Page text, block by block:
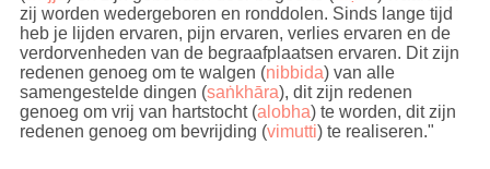
zij worden wedergeboren en ronddolen. Sinds lange tijd
heb je lijden ervaren, pijn ervaren, verlies ervaren en de
verdorvenheden van de begraafplaatsen ervaren. Dit zijn
redenen genoeg om te walgen (nibbida) van alle
samengestelde dingen (saṅkhāra), dit zijn redenen
genoeg om vrij van hartstocht (alobha) te worden, dit zijn
redenen genoeg om bevrijding (vimutti) te realiseren."